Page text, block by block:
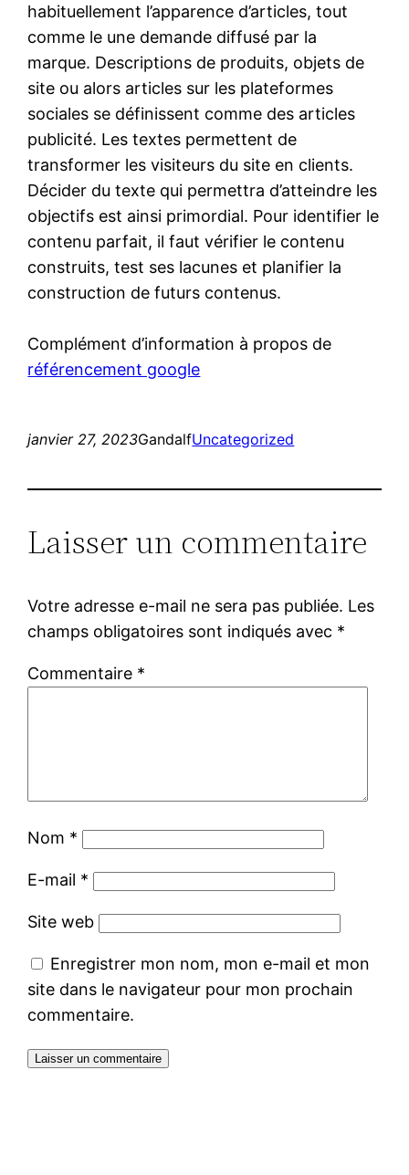
habituellement l’apparence d’articles, tout
comme le une demande diffusé par la
marque. Descriptions de produits, objets de
site ou alors articles sur les plateformes
sociales se définissent comme des articles
publicité. Les textes permettent de
transformer les visiteurs du site en clients.
Décider du texte qui permettra d’atteindre les
objectifs est ainsi primordial. Pour identifier le
contenu parfait, il faut vérifier le contenu
construits, test ses lacunes et planifier la
construction de futurs contenus.
Complément d’information à propos de
référencement google
janvier 27, 2023GandalfUncategorized
Laisser un commentaire
Votre adresse e-mail ne sera pas publiée. Les
champs obligatoires sont indiqués avec *
Commentaire *
Nom *
E-mail *
Site web
Enregistrer mon nom, mon e-mail et mon
site dans le navigateur pour mon prochain
commentaire.